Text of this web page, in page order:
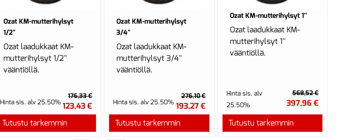
Ozat KM-mutterihylsyt
1/2"
Ozat laadukkaat KM-
mutterihylsyt 1/2''
vääntiöllä.
Hinta sis. alv 25.50%
176,33 €
123,43 €
Tutustu tarkemmin
Ozat KM-mutterihylsyt
3/4"
Ozat laadukkaat KM-
mutterihylsyt 3/4''
vääntiöllä.
Hinta sis. alv 25.50%
276,10 €
193,27 €
Tutustu tarkemmin
Ozat KM-mutterihylsyt 1''
Ozat laadukkaat KM-
mutterihylsyt 1''
vääntiöllä.
Hinta sis. alv
25.50%
568,52 €
397,96 €
Tutustu tarkemmin